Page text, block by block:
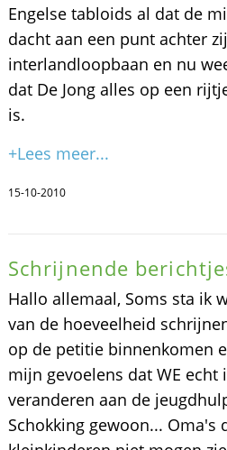
Engelse tabloids al dat de
dacht aan een punt achter
interlandloopbaan en nu
dat De Jong alles op een
is.
+Lees meer...
15-10-2010
Schrijnende
Hallo allemaal, Soms sta ik
van de hoeveelheid
op de petitie binnenkomen
mijn gevoelens dat WE echt
veranderen aan de
Schokking gewoon... Oma's